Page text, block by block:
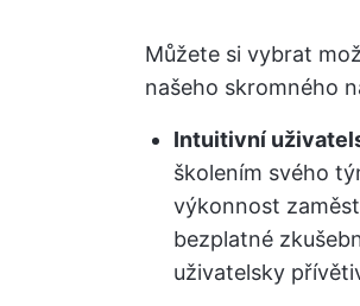
Můžete si vybrat
našeho skromného
Intuitivní
školením svého
výkonnost
bezplatné
uživatelsky